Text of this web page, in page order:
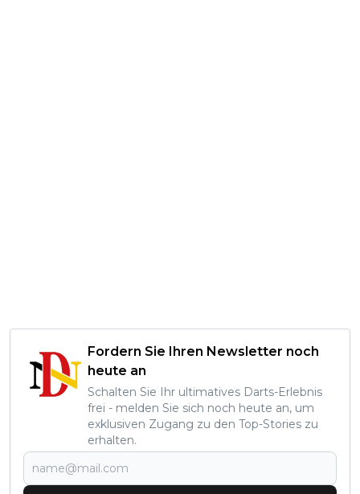
Fordern Sie Ihren Newsletter noch
heute an
Schalten Sie Ihr ultimatives Darts-Erlebnis
frei - melden Sie sich noch heute an, um
exklusiven Zugang zu den Top-Stories zu
erhalten.